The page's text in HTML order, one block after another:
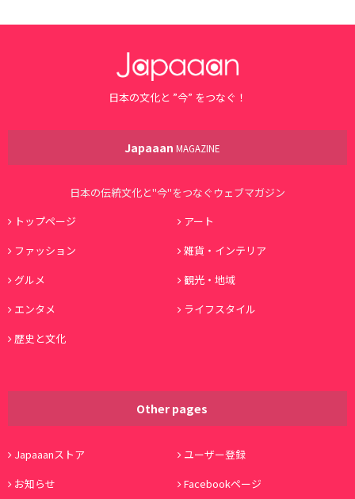
日本の文化と ”今” をつなぐ！
Japaaan MAGAZINE
日本の伝統文化と"今"をつなぐウェブマガジン
トップページ
アート
ファッション
雑貨・インテリア
グルメ
観光・地域
エンタメ
ライフスタイル
歴史と文化
Other pages
Japaaanストア
ユーザー登録
お知らせ
Facebookページ